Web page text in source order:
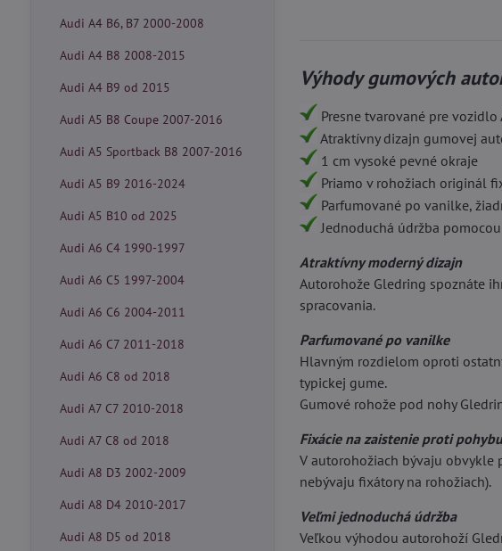
Výhody gumových
Presne tvarované pre
Atraktívny dizajn gumovej
1 cm vysoké pevné okraje
Priamo v rohožiach originál
Parfumované po vanilke,
Jednoduchá údržba
Atraktívny moderný dizajn
Autorohože Gledring spoznáte
spracovania.
Parfumované po vanilke
Hlavným rozdielom oproti
typickej gume.
Gumové rohože pod nohy
Fixácie na zaistenie proti
V autorohožiach bývaju obvykle
nebývaju fixátory na rohožiach).
Veľmi jednoduchá údržba
Veľkou výhodou autorohoží
Audi A4 B6, B7 2000-2008
Audi A4 B8 2008-2015
Audi A4 B9 od 2015
Audi A5 B8 Coupe 2007-2016
Audi A5 Sportback B8 2007-2016
Audi A5 B9 2016-2024
Audi A5 B10 od 2025
Audi A6 C4 1990-1997
Audi A6 C5 1997-2004
Audi A6 C6 2004-2011
Audi A6 C7 2011-2018
Audi A6 C8 od 2018
Audi A7 C7 2010-2018
Audi A7 C8 od 2018
Audi A8 D3 2002-2009
Audi A8 D4 2010-2017
Audi A8 D5 od 2018